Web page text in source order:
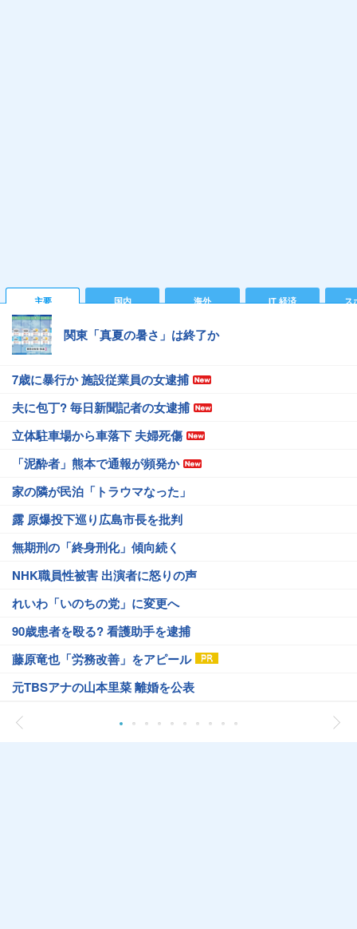
主要 国内 海外 IT 経済 ス
関東「真夏の暑さ」は終了か
7歳に暴行か 施設従業員の女逮捕
夫に包丁? 毎日新聞記者の女逮捕
立体駐車場から車落下 夫婦死傷
「泥酔者」熊本で通報が頻発か
家の隣が民泊「トラウマなった」
露 原爆投下巡り広島市長を批判
無期刑の「終身刑化」傾向続く
NHK職員性被害 出演者に怒りの声
れいわ「いのちの党」に変更へ
90歳患者を殴る? 看護助手を逮捕
藤原竜也「労務改善」をアピール
元TBSアナの山本里菜 離婚を公表